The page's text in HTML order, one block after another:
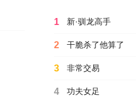
1 新·驯龙高手
2 干脆杀了他算了
3 非常交易
4 功夫女足